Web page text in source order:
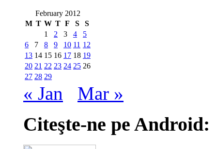
February 2012
M T W T F S
S
1
2 3 4
5
6
7 8 9 10 11 12
13 14 15 16 17 18 19
20 21 22 23 24 25 26
27 28 29
« Jan Mar »
Citeşte-ne pe Android: